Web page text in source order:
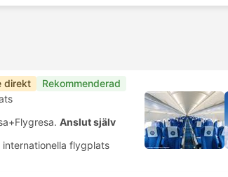
direkt Rekommenderad
Anslut själv
internationella flygplats